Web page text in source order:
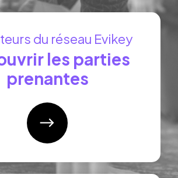
du réseau Evikey
les parties
prenantes